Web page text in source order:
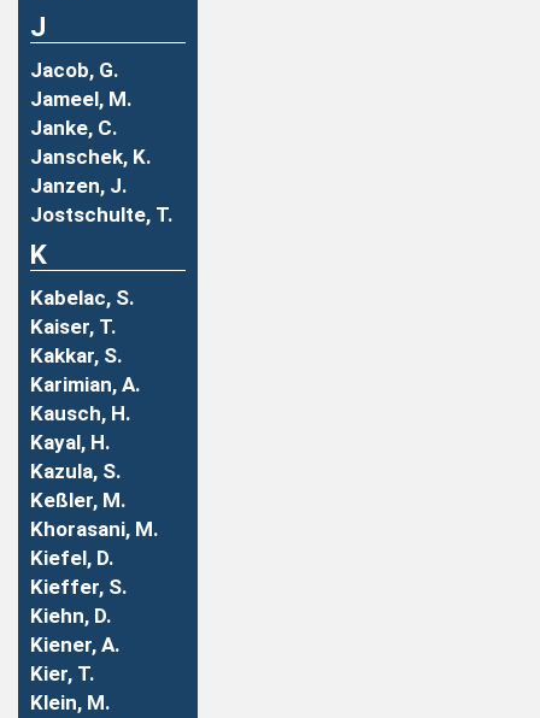
J
Jacob, G.
Jameel, M.
Janke, C.
Janschek, K.
Janzen, J.
Jostschulte, T.
K
Kabelac, S.
Kaiser, T.
Kakkar, S.
Karimian, A.
Kausch, H.
Kayal, H.
Kazula, S.
Keßler, M.
Khorasani, M.
Kiefel, D.
Kieffer, S.
Kiehn, D.
Kiener, A.
Kier, T.
Klein, M.